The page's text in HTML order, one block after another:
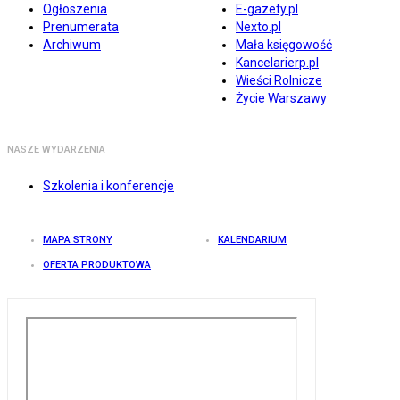
Ogłoszenia
Prenumerata
Archiwum
E-gazety.pl
Nexto.pl
Mała księgowość
Kancelarierp.pl
Wieści Rolnicze
Życie Warszawy
NASZE WYDARZENIA
Szkolenia i konferencje
MAPA STRONY KALENDARIUM
OFERTA PRODUKTOWA